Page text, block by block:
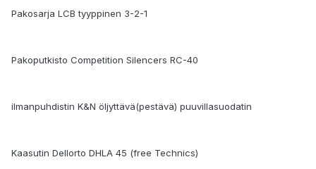
Pakosarja LCB tyyppinen 3-2-1
Pakoputkisto Competition Silencers RC-40
ilmanpuhdistin K&N öljyttävä(pestävä) puuvillasuodatin
Kaasutin Dellorto DHLA 45 (free Technics)